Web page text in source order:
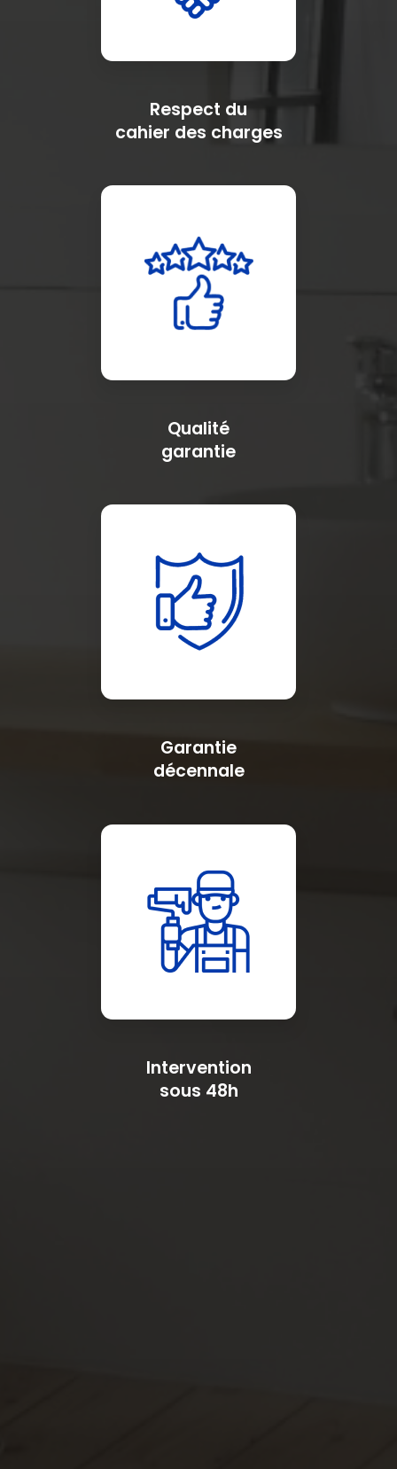
Respect du
cahier des charges
Qualité
garantie
Garantie
décennale
Intervention
sous 48h